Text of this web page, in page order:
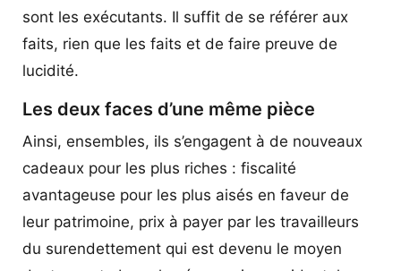
sont les exécutants. Il suffit de se référer aux
faits, rien que les faits et de faire preuve de
lucidité.
Les deux faces d’une même pièce
Ainsi, ensembles, ils s’engagent à de nouveaux
cadeaux pour les plus riches : fiscalité
avantageuse pour les plus aisés en faveur de
leur patrimoine, prix à payer par les travailleurs
du surendettement qui est devenu le moyen